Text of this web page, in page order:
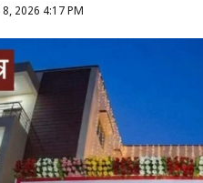
2026 4:17 PM